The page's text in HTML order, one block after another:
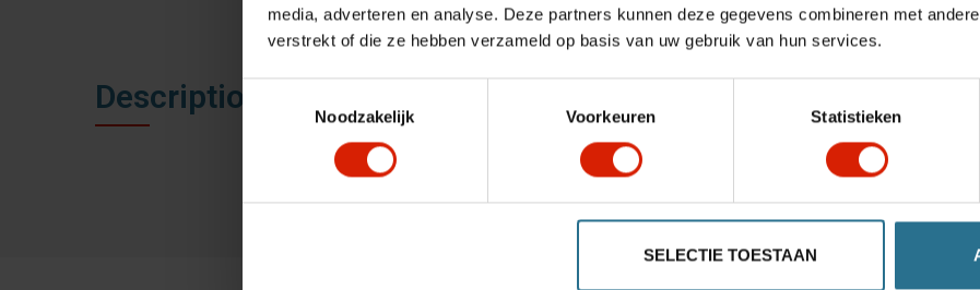
media, adverteren en analyse. Deze partners kunnen deze gegevens combineren met
verstrekt of die ze hebben verzameld op basis van uw gebruik van hun services.
Toestemmingsselectie
Noodzakelijk
Voorkeuren Statistieken
SELECTIE TOESTAAN
Description